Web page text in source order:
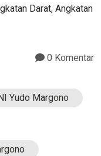
Darat, Angkatan
0 Komentar
Yudo Margono